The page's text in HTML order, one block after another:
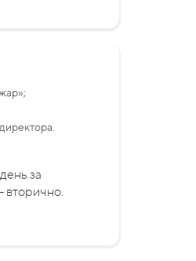
за
вторично.